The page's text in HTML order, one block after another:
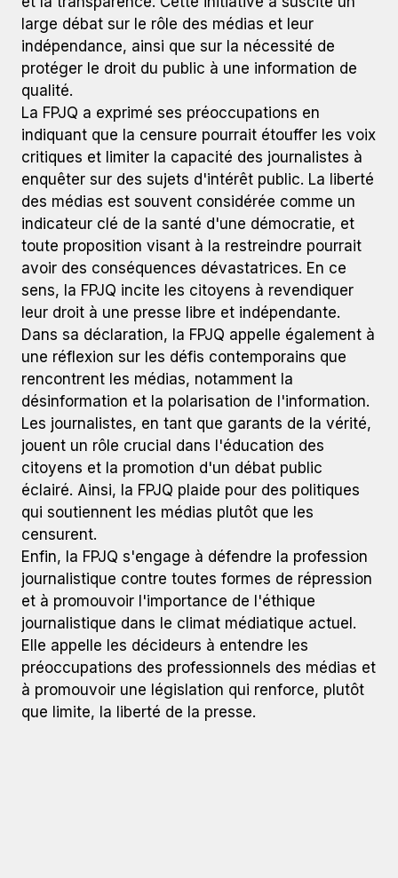
large débat sur le rôle des médias et leur
indépendance, ainsi que sur la nécessité de
protéger le droit du public à une information de
qualité.
La FPJQ a exprimé ses préoccupations en
indiquant que la censure pourrait étouffer les voix
critiques et limiter la capacité des journalistes à
enquêter sur des sujets d'intérêt public. La liberté
des médias est souvent considérée comme un
indicateur clé de la santé d'une démocratie, et
toute proposition visant à la restreindre pourrait
avoir des conséquences dévastatrices. En ce
sens, la FPJQ incite les citoyens à revendiquer
leur droit à une presse libre et indépendante.
Dans sa déclaration, la FPJQ appelle également à
une réflexion sur les défis contemporains que
rencontrent les médias, notamment la
désinformation et la polarisation de l'information.
Les journalistes, en tant que garants de la vérité,
jouent un rôle crucial dans l'éducation des
citoyens et la promotion d'un débat public
éclairé. Ainsi, la FPJQ plaide pour des politiques
qui soutiennent les médias plutôt que les
censurent.
Enfin, la FPJQ s'engage à défendre la profession
journalistique contre toutes formes de répression
et à promouvoir l'importance de l'éthique
journalistique dans le climat médiatique actuel.
Elle appelle les décideurs à entendre les
préoccupations des professionnels des médias et
à promouvoir une législation qui renforce, plutôt
que limite, la liberté de la presse.